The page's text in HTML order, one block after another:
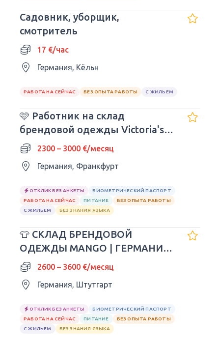
Садовник, уборщик,
смотритель
17 €/час
Германия, Кёльн
РАБОТА НА СЕЙЧАС БЕЗ ОПЫТА РАБОТЫ С ЖИЛЬЕМ
🩷 Работник на склад
брендовой одежды Victoria's
Secret2300 – 3000 €/месяц
Германия, Франкфурт
ОТКЛИК БЕЗ АНКЕТЫ
БИОМЕТРИЧЕСКИЙ ПАСПОРТ
РАБОТА НА СЕЙЧАС
ПИТАНИЕ
БЕЗ ОПЫТА РАБОТЫ
С ЖИЛЬЕМ
БЕЗ ЗНАНИЯ ЯЗЫКА
👕 СКЛАД БРЕНДОВОЙ
ОДЕЖДЫ MANGO | ГЕРМАНИЯ
🇩🇪2600 – 3600 €/месяц
Германия, Штутгарт
ОТКЛИК БЕЗ АНКЕТЫ
БИОМЕТРИЧЕСКИЙ ПАСПОРТ
РАБОТА НА СЕЙЧАС
ПИТАНИЕ
БЕЗ ОПЫТА РАБОТЫ
С ЖИЛЬЕМ
БЕЗ ЗНАНИЯ ЯЗЫКА